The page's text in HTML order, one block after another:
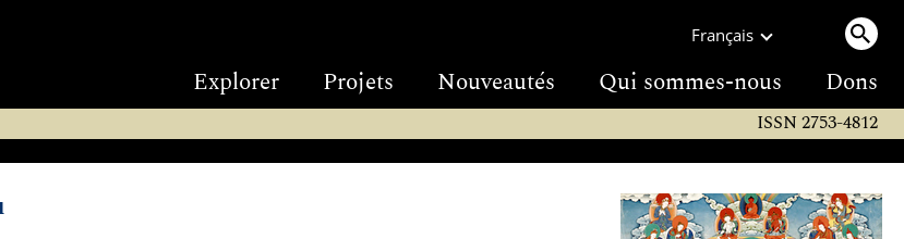
Français
Explorer Projets Nouveautés Qui sommes-nous Dons
ISSN 2753-4812